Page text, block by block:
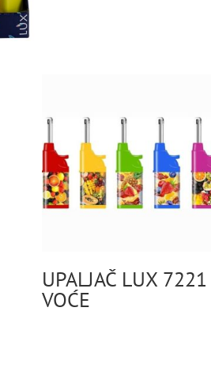
UPALJAČ LUX 7221
VOĆE